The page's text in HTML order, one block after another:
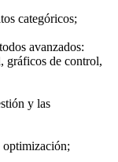
categóricos;
avanzados:
gráficos de control,
y las
optimización;